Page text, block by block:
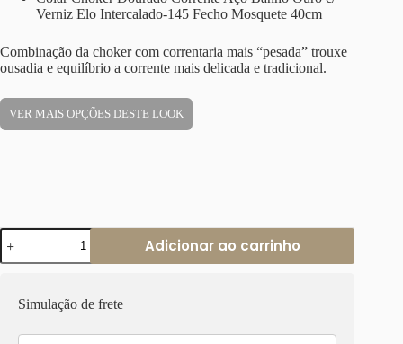
Verniz Elo Intercalado-145 Fecho Mosquete 40cm
Combinação da choker com correntaria mais “pesada” trouxe
ousadia e equilíbrio a corrente mais delicada e tradicional.
VER MAIS OPÇÕES DESTE LOOK
Colar
Choker
Dourado
Banho
Adicionar ao carrinho
Simulação de frete